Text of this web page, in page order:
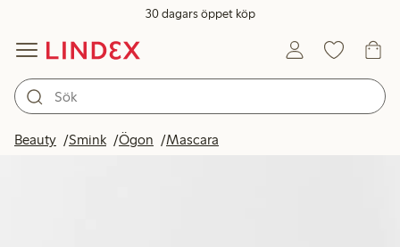
30 dagars öppet köp
Beauty Smink Ögon Mascara